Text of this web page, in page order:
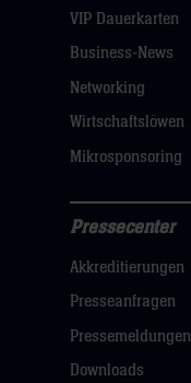
dann
klicken
VIP Dauerkarten
Business-News
Networking
Wirtschaftslöwen
Mikrosponsoring
Navigation
öffnen,
dann
klicken
Pressecenter
Akkreditierungen
Presseanfragen
Pressemeldungen
Downloads